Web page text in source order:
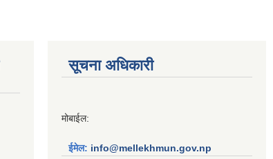
सूचना अधिकारी
मोबाईल:
ईमेल: info@mellekhmun.gov.np